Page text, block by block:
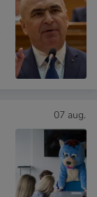
07 aug.